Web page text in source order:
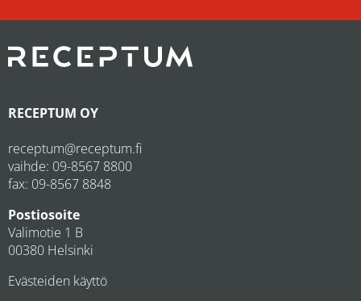
RECEPTUM OY
receptum@receptum.fi
vaihde: 09-8567 8800
fax: 09-8567 8848
Postiosoite
Valimotie 1 B
00380 Helsinki
Evästeiden käyttö